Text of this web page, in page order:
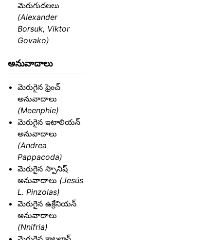
మెరుగుదలలు
(Alexander
Borsuk, Viktor
Govako)
అనువాదాలు
మెరుగైన ఫ్రెంచ్
అనువాదాలు
(Meenphie)
మెరుగైన ఇటాలియన్
అనువాదాలు
(Andrea
Pappacoda)
మెరుగైన స్పానిష్
అనువాదాలు (Jesús
L. Pinzolas)
మెరుగైన ఉక్రేనియన్
అనువాదాలు
(Nnifria)